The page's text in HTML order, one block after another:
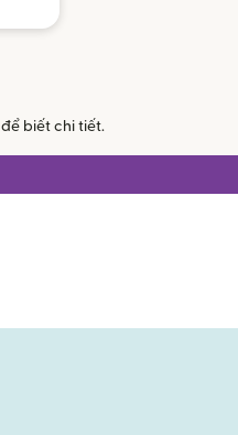
(mở trong cửa sổ mới)
để biết chi tiết.